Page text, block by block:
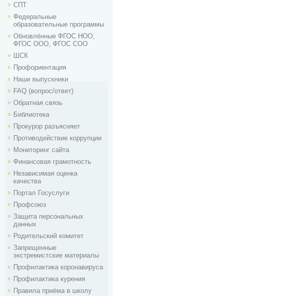
СПТ
Федеральные
образовательные программы
Обновлённые ФГОС НОО,
ФГОС ООО, ФГОС СОО
ШСК
Профориентация
Наши выпускники
FAQ (вопрос/ответ)
Обратная связь
Библиотека
Прокурор разъясняет
Противодействие коррупции
Мониторинг сайта
Финансовая грамотность
Независимая оценка
качества
Портал Госуслуги
Профсоюз
Защита персональных
данных
Родительский комитет
Запрещенные
экстремистские материалы
Профилактика коронавируса
Профилактика курения
Правила приёма в школу